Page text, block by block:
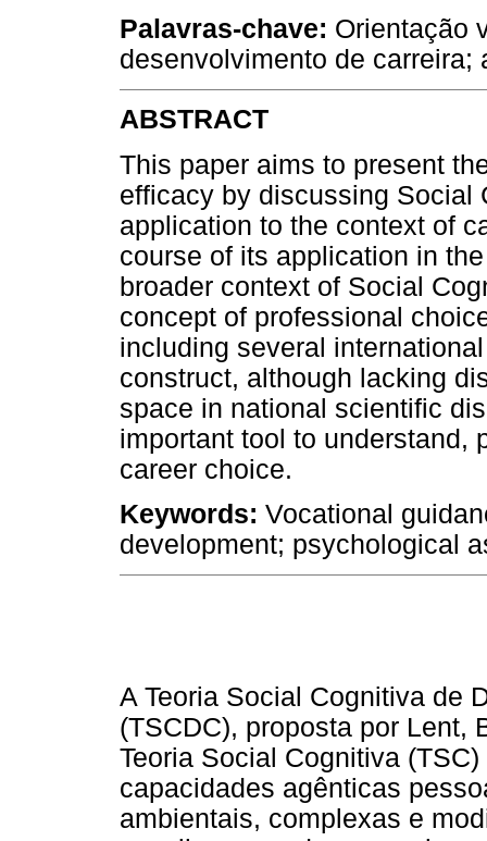
Palavras-chave: Orientação
desenvolvimento de carreira;
ABSTRACT
This paper aims to present
efficacy by discussing Social
application to the context of
course of its application in
broader context of Social
concept of professional
including several
construct, although lacking
space in national scientific
important tool to understand,
career choice.
Keywords: Vocational
development; psychological
A Teoria Social Cognitiva de
(TSCDC), proposta por Lent,
Teoria Social Cognitiva
capacidades agênticas
ambientais, complexas e